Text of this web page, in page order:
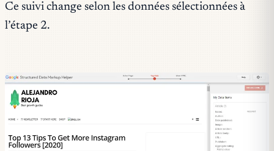
Ce suivi change selon les données sélectionnées à
l’étape 2.